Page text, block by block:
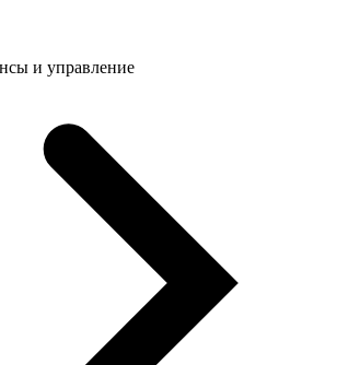
и управление